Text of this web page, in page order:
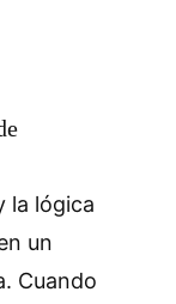
la lógica
un
Cuando